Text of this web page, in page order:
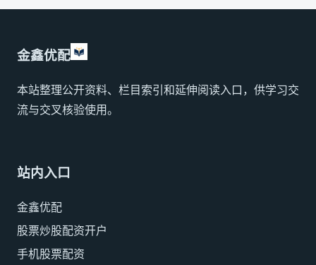
金鑫优配
本站整理公开资料、栏目索引和延伸阅读入口，供学习交
流与交叉核验使用。
站内入口
金鑫优配
股票炒股配资开户
手机股票配资